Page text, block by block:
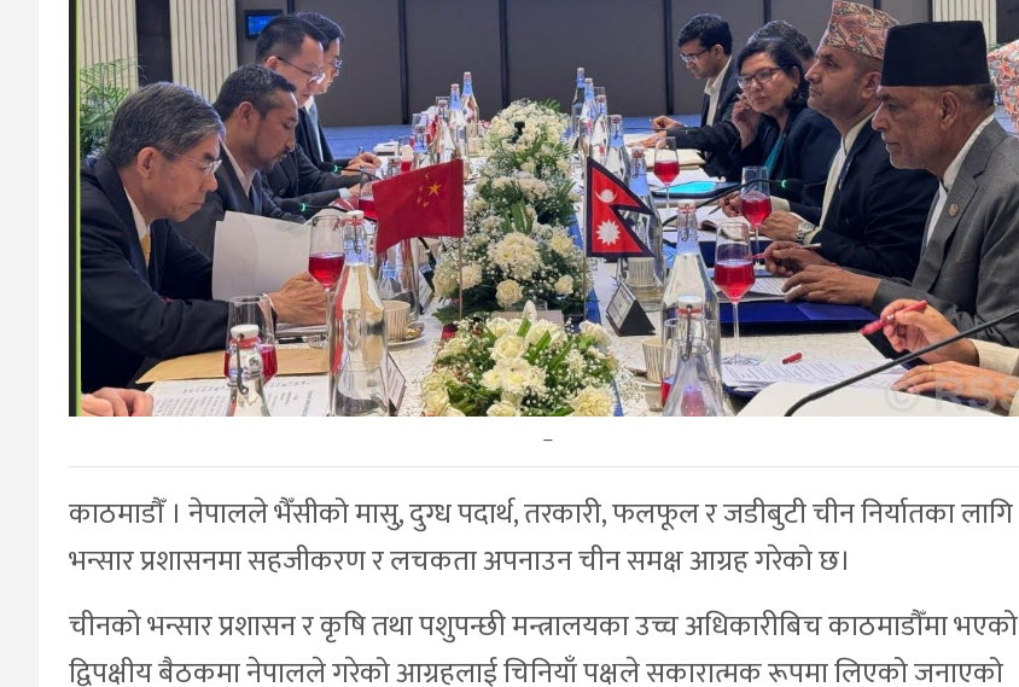
–
काठमाडौँ । नेपालले भैँसीको मासु, दुग्ध पदार्थ, तरकारी, फलफूल र जडीबुटी चीन निर्यातका लागि
भन्सार प्रशासनमा सहजीकरण र लचकता अपनाउन चीन समक्ष आग्रह गरेको छ।
चीनको भन्सार प्रशासन र कृषि तथा पशुपन्छी मन्त्रालयका उच्च अधिकारीबिच काठमाडौँमा भएको
द्विपक्षीय बैठकमा नेपालले गरेको आग्रहलाई चिनियाँ पक्षले सकारात्मक रूपमा लिएको जनाएको